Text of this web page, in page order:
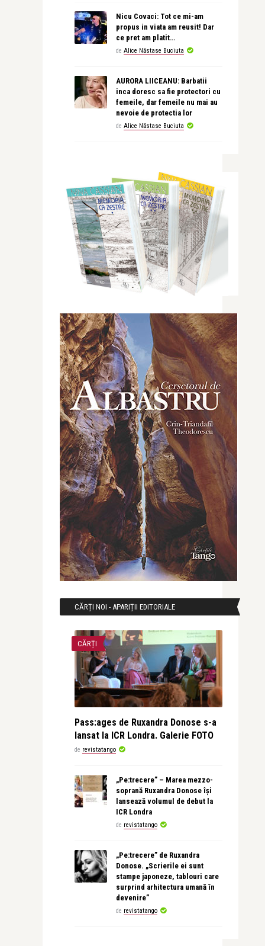
Nicu Covaci: Tot ce mi-am
propus in viata am reusit! Dar
ce pret am platit…
de Alice Năstase Buciuta
AURORA LIICEANU: Barbatii
inca doresc sa fie protectori cu
femeile, dar femeile nu mai au
nevoie de protectia lor
de Alice Năstase Buciuta
CĂRȚI NOI - APARIȚII EDITORIALE
CĂRȚI
Pass:ages de Ruxandra Donose s-a
lansat la ICR Londra. Galerie FOTO
de revistatango
„Pe:trecere” – Marea mezzo-
soprană Ruxandra Donose își
lansează volumul de debut la
ICR Londra
de revistatango
„Pe:trecere” de Ruxandra
Donose. „Scrierile ei sunt
stampe japoneze, tablouri care
surprind arhitectura umană în
devenire”
de revistatango